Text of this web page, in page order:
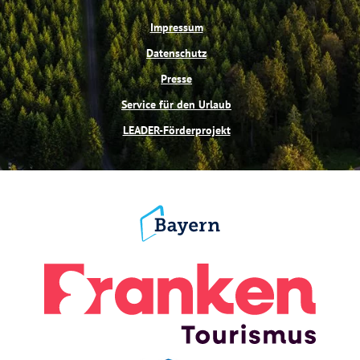
Impressum
Datenschutz
Presse
Service für den Urlaub
LEADER-Förderprojekt